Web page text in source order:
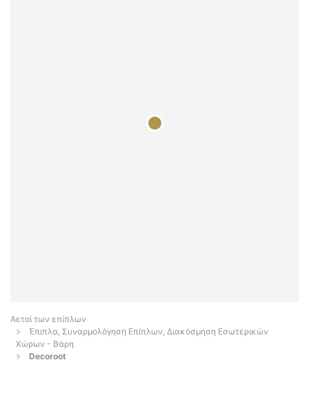
Αετοί των επίπλων
Έπιπλα, Συναρμολόγηση Επίπλων, Διακόσμηση Εσωτερικών
Χώρων - Βάρη
Decoroot